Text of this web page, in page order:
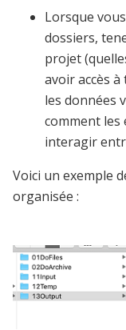
Lorsque
dossiers,
projet
avoir accès
les données
comment les
interagir
Voici un exemple
organisée :